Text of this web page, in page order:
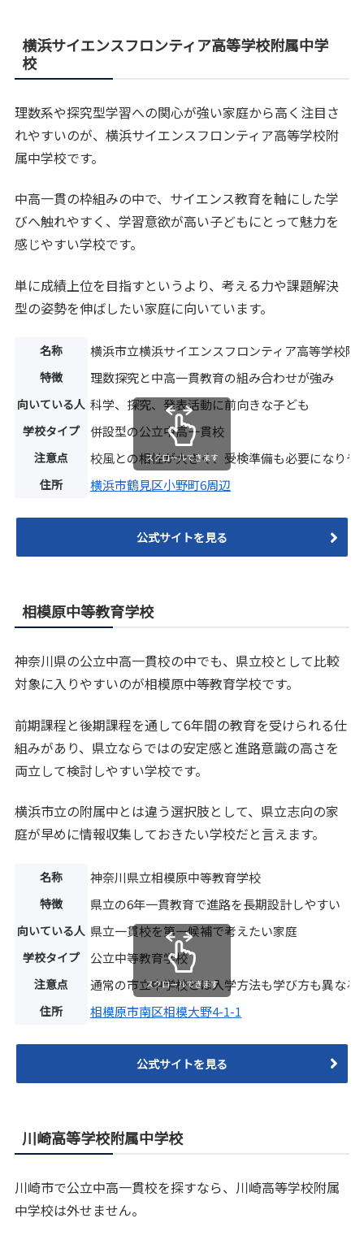
横浜サイエンスフロンティア高等学校附属中学
校
理数系や探究型学習への関心が強い家庭から高く注目さ
れやすいのが、横浜サイエンスフロンティア高等学校附
属中学校です。
中高一貫の枠組みの中で、サイエンス教育を軸にした学
びへ触れやすく、学習意欲が高い子どもにとって魅力を
感じやすい学校です。
単に成績上位を目指すというより、考える力や課題解決
型の姿勢を伸ばしたい家庭に向いています。
名称 横浜市立横浜サイエンスフロンティア高等学校附
特徴 理数探究と中高一貫教育の組み合わせが強み
向いている人 科学、探究、発表活動に前向きな子ども
学校タイプ 併設型の公立中高一貫校
注意点 校風との相性が大きく、受検準備も必要になりや
住所 横浜市鶴見区小野町6周辺
スクロールできます
公式サイトを見る
相模原中等教育学校
神奈川県の公立中高一貫校の中でも、県立校として比較
対象に入りやすいのが相模原中等教育学校です。
前期課程と後期課程を通して6年間の教育を受けられる仕
組みがあり、県立ならではの安定感と進路意識の高さを
両立して検討しやすい学校です。
横浜市立の附属中とは違う選択肢として、県立志向の家
庭が早めに情報収集しておきたい学校だと言えます。
名称 神奈川県立相模原中等教育学校
特徴 県立の6年一貫教育で進路を長期設計しやすい
向いている人 県立一貫校を第一候補で考えたい家庭
学校タイプ 公立中等教育学校
注意点 通常の市立中学校とは入学方法も学び方も異なる
住所 相模原市南区相模大野4-1-1
スクロールできます
公式サイトを見る
川崎高等学校附属中学校
川崎市で公立中高一貫校を探すなら、川崎高等学校附属
中学校は外せません。